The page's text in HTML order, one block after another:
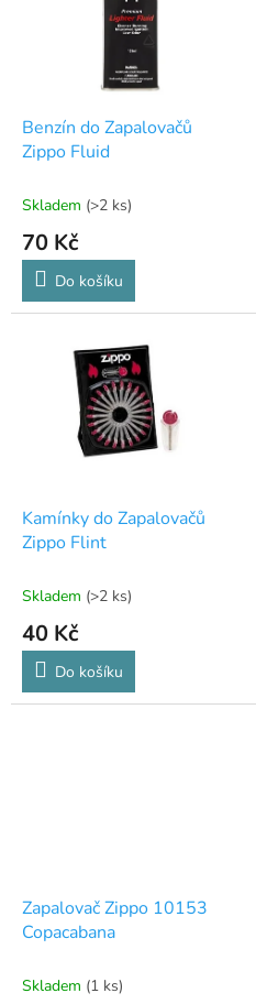
Benzín do Zapalovačů
Zippo Fluid
Skladem (>2 ks)
70 Kč
Do košíku
Kamínky do Zapalovačů
Zippo Flint
Skladem (>2 ks)
40 Kč
Do košíku
Zapalovač Zippo 10153
Copacabana
Skladem (1 ks)